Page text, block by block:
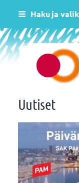
Siirry
sisältöön
Haku ja
Uutiset